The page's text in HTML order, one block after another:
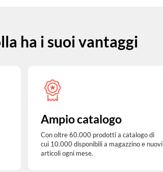
ha i suoi vantaggi
Ampio catalogo
Con oltre 60.000 prodotti a catalogo di
cui 10.000 disponibili a magazzino e nuovi
articoli ogni mese.